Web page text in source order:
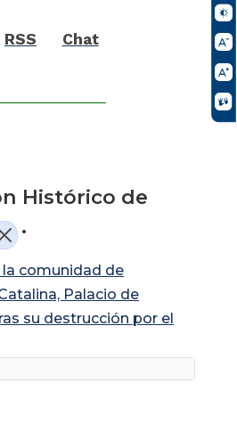
RSS Chat
Histórico de
.
comunidad de
Palacio de
su destrucción por el